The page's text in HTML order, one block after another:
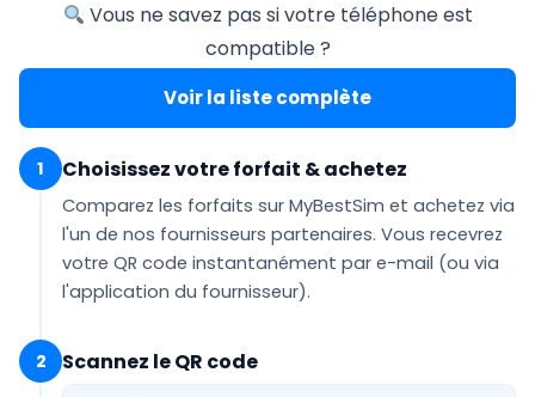
Vous ne savez pas si votre téléphone est
compatible ?
Voir la liste complète
1 Choisissez votre forfait & achetez
Comparez les forfaits sur MyBestSim et achetez via
l'un de nos fournisseurs partenaires. Vous recevrez
votre QR code instantanément par e-mail (ou via
l'application du fournisseur).
2 Scannez le QR code